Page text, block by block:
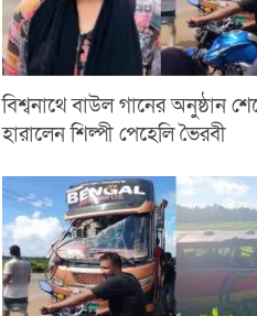
বিশ্বনাথে বাউল গানের অনুষ্ঠান
হারালেন শিল্পী পেহেলি ভৈরবী